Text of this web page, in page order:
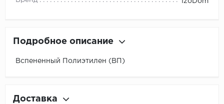
Подробное описание
Вспененный Полиэтилен (ВП)
Доставка